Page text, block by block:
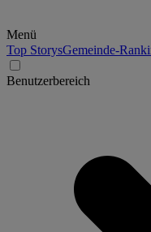
Menü
Top StorysGemeinde-
Benutzerbereich